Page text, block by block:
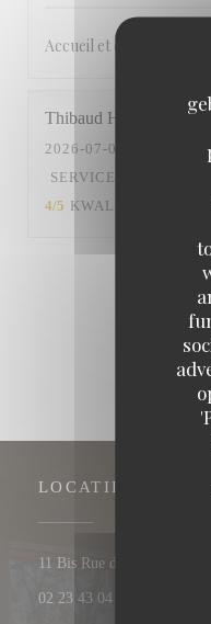
Accueil et qualité au
Thibaud H
2026-07-04
- 20:00 -
SERVICE
4/5 KWALITEIT / PRIJS
LOCATIE
11 Bis Rue de Gaël 35160
02 23 43 04 22